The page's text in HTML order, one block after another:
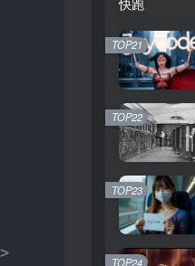
>
TOP21
TOP22
TOP23
TOP24